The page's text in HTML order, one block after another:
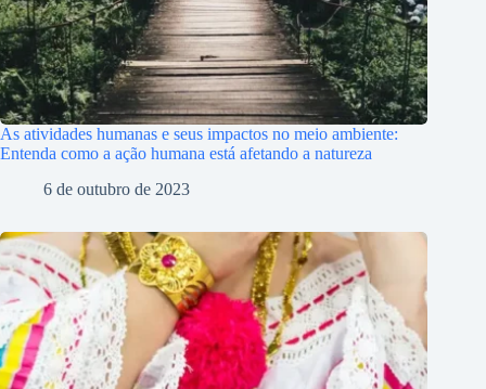
As atividades humanas e seus impactos no meio ambiente:
Entenda como a ação humana está afetando a natureza
6 de outubro de 2023